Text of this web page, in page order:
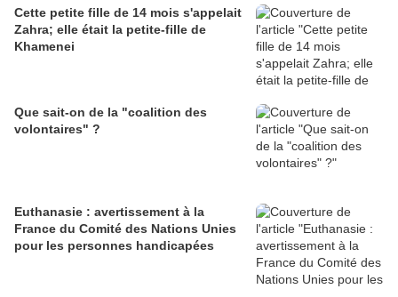
Cette petite fille de 14 mois s'appelait
Zahra; elle était la petite-fille de
Khamenei
Que sait-on de la "coalition des
volontaires" ?
Euthanasie : avertissement à la
France du Comité des Nations Unies
pour les personnes handicapées